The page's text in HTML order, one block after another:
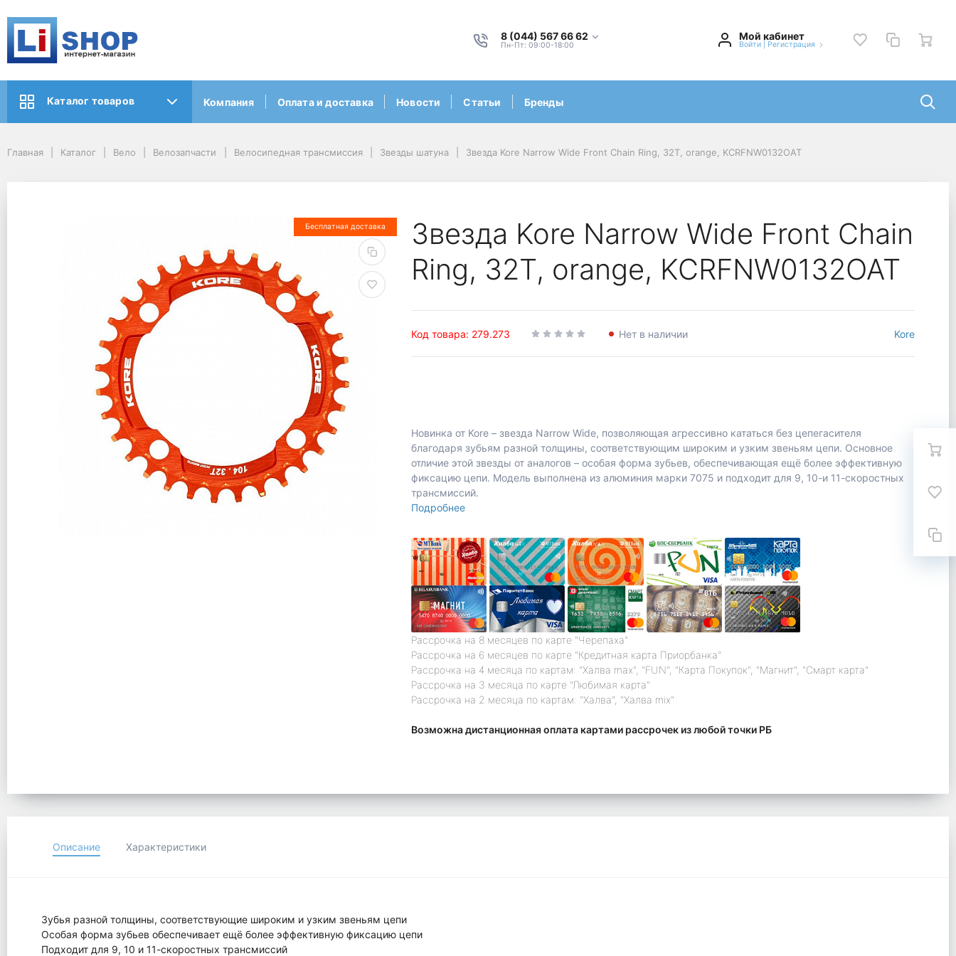
8 (044) 567 66 62
Пн-Пт: 09:00-18:00
Мой кабинет
Войти Регистрация
Каталог товаров Компания Оплата и доставка Новости Статьи Бренды
Главная Каталог Вело Велозапчасти Велосипедная трансмиссия Звезды шатуна Звезда Kore Narrow Wide Front Chain Ring, 32T, orange, KCRFNW0132OAT
Бесплатная доставка
Звезда Kore Narrow Wide Front Chain
Ring, 32T, orange, KCRFNW0132OAT
Код товара: 279.273 Нет в наличии Kore
Новинка от Kore – звезда Narrow Wide, позволяющая агрессивно кататься без цепегасителя
благодаря зубьям разной толщины, соответствующим широким и узким звеньям цепи. Основное
отличие этой звезды от аналогов – особая форма зубьев, обеспечивающая ещё более эффективную
фиксацию цепи. Модель выполнена из алюминия марки 7075 и подходит для 9, 10-и 11-скоростных
трансмиссий.
Подробнее
Рассрочка на 8 месяцев по карте "Черепаха"
Рассрочка на 6 месяцев по карте "Кредитная карта Приорбанка"
Рассрочка на 4 месяца по картам: "Халва max", "FUN", "Карта Покупок", "Магнит", "Смарт карта"
Рассрочка на 3 месяца по карте "Любимая карта"
Рассрочка на 2 месяца по картам: "Халва", "Халва mix"
Возможна дистанционная оплата картами рассрочек из любой точки РБ
Описание Характеристики
Зубья разной толщины, соответствующие широким и узким звеньям цепи
Особая форма зубьев обеспечивает ещё более эффективную фиксацию цепи
Подходит для 9, 10 и 11-скоростных трансмиссий